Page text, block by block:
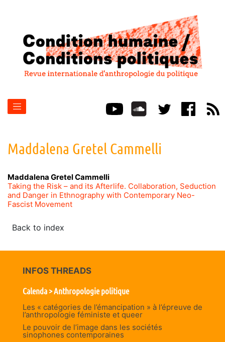
Maddalena Gretel Cammelli
Maddalena GretelCammelli
Taking the Risk – and its Afterlife. Collaboration, Seduction
and Danger in Ethnography with Contemporary Neo-
Fascist Movement
Back to index
INFOS THREADS
Calenda > Anthropologie politique
Les « catégories de l’émancipation » à l’épreuve de
l’anthropologie féministe et queer
Le pouvoir de l’image dans les sociétés
sinophones contemporaines